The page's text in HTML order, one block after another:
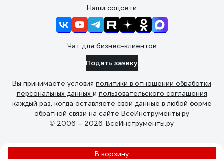
В корзину
Наши соцсети
Чат для бизнес-клиентов
Подать заявку
Вы принимаете условия политики в отношении обработки
персональных данных и пользовательского соглашения
каждый раз, когда оставляете свои данные в любой форме
обратной связи на сайте ВсеИнструменты.ру
© 2006 — 2026. ВсеИнструменты.ру